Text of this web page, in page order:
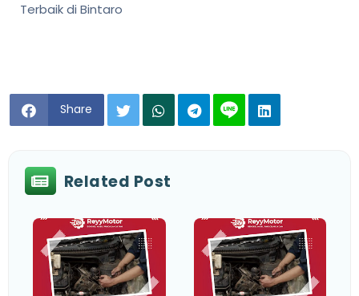
Terbaik di Bintaro
Share
Related Post